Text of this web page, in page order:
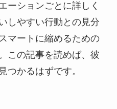
ーションごとに詳しく
しやすい行動との見分
マートに縮めるための
この記事を読めば、彼
つかるはずです。